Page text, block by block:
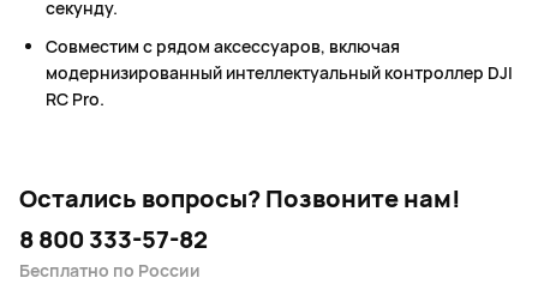
секунду.
Совместим с рядом аксессуаров, включая
модернизированный интеллектуальный контроллер DJI
RC Pro.
Остались вопросы?Позвоните нам!
8 800 333-57-82
Бесплатно по России